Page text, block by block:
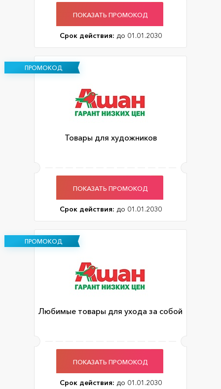
ПОКАЗАТЬ ПРОМОКОД
Срок действия: до 01.01.2030
ПРОМОКОД
Товары для художников
ПОКАЗАТЬ ПРОМОКОД
Срок действия: до 01.01.2030
ПРОМОКОД
Любимые товары для ухода за собой
ПОКАЗАТЬ ПРОМОКОД
Срок действия: до 01.01.2030